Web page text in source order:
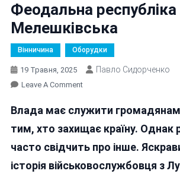
Феодальна
Мелешківська
Вінничина Оборудки
19 Травня, 2025 Павло Сидорченко
Leave A CommentOn
Республіка
Лука-
Влада має служити
тим, хто захищає країну. Однак
часто свідчить про інше.
історія військовослужбовця з